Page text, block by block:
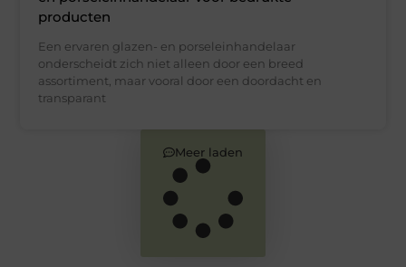
producten
Een ervaren glazen- en porseleinhandelaar
onderscheidt zich niet alleen door een breed
assortiment, maar vooral door een doordacht en
transparant
Meer laden